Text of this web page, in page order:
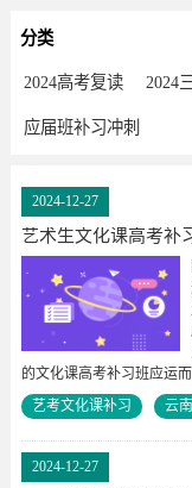
分类
2024高考复读 2024
应届班补习冲刺
2024-12-27
艺术生文化课高考补
的文化课高考补习班应运
艺考文化课补习
云
2024-12-27